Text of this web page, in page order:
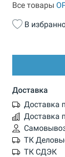
Все товары
В
Доставка
Доставка
Доставка
ТК
ТК СДЭК